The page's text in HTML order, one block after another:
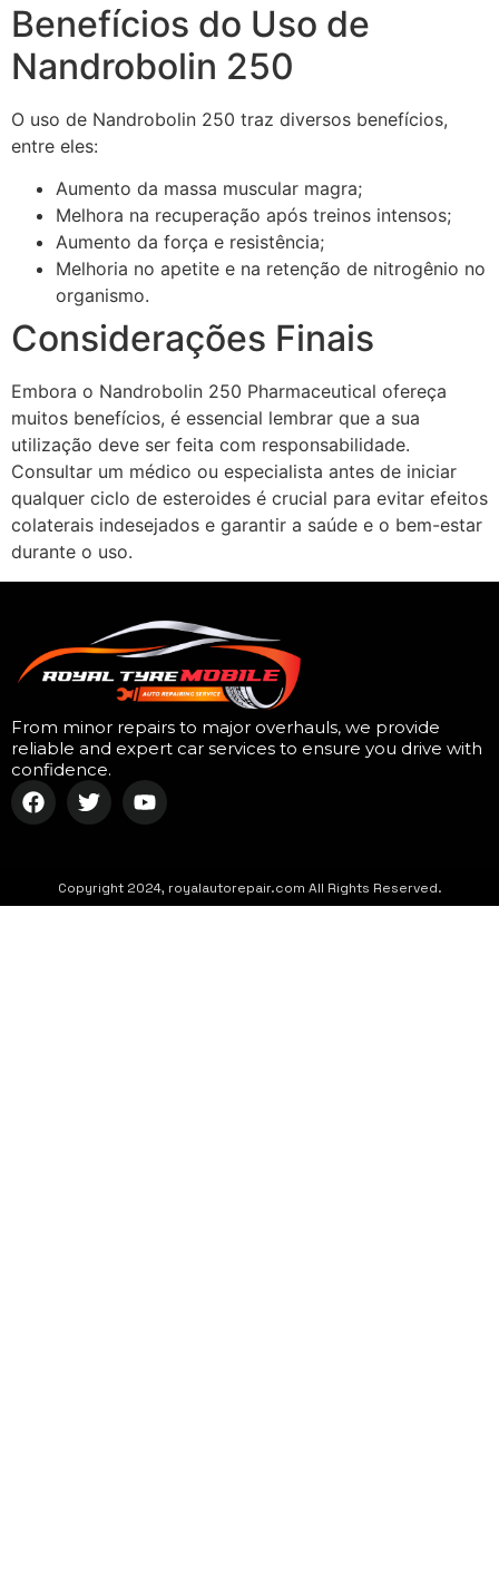
Benefícios do Uso de
Nandrobolin 250
O uso de Nandrobolin 250 traz diversos benefícios,
entre eles:
Aumento da massa muscular magra;
Melhora na recuperação após treinos intensos;
Aumento da força e resistência;
Melhoria no apetite e na retenção de nitrogênio no
organismo.
Considerações Finais
Embora o Nandrobolin 250 Pharmaceutical ofereça
muitos benefícios, é essencial lembrar que a sua
utilização deve ser feita com responsabilidade.
Consultar um médico ou especialista antes de iniciar
qualquer ciclo de esteroides é crucial para evitar efeitos
colaterais indesejados e garantir a saúde e o bem-estar
durante o uso.
From minor repairs to major overhauls, we provide
reliable and expert car services to ensure you drive with
confidence.
Copyright 2024, royalautorepair.com All Rights Reserved.